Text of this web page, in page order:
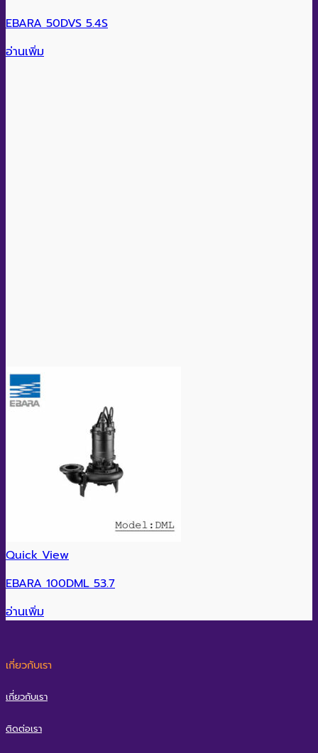
EBARA 50DVS 5.4S
อ่านเพิ่ม
Quick View
EBARA 100DML 53.7
อ่านเพิ่ม
เกี่ยวกับเรา
เกี่ยวกับเรา
ติดต่อเรา